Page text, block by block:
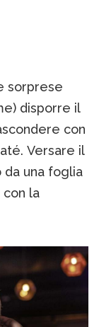
sorprese
disporre il
con
Versare il
una foglia
con la